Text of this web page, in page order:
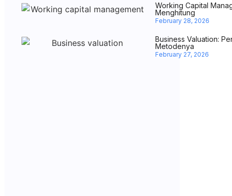
Working Capital
Menghitung
February 28, 2026
Business Valuation:
Metodenya
February 27, 2026